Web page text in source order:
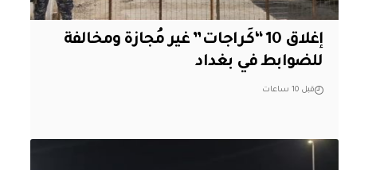
إغلاق 10 “كَراجات” غير مُجازة ومخالفة
للضوابط في بغداد
قبل 10 ساعات